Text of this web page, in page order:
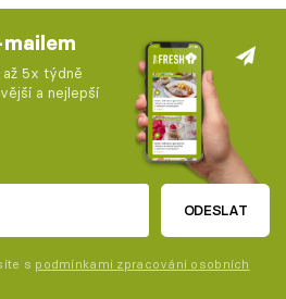
až 5x týdně
a nejlepší
ODESLAT
s podmínkami zpracování osobních